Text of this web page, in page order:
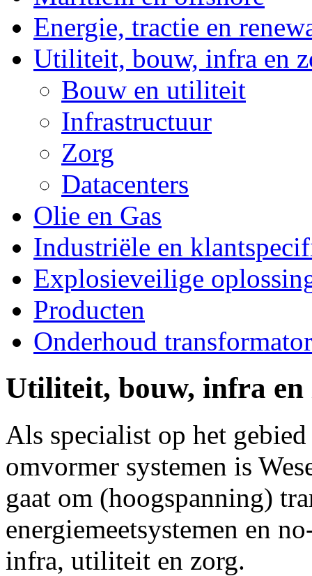
Energie, tractie en
Utiliteit, bouw, infra en
Bouw en utiliteit
Infrastructuur
Zorg
Datacenters
Olie en Gas
Industriële en
Explosieveilige
Producten
Onderhoud
Utiliteit, bouw, infra en
Als specialist op het
omvormer systemen is
gaat om (hoogspanning)
energiemeetsystemen en
infra, utiliteit en zorg.